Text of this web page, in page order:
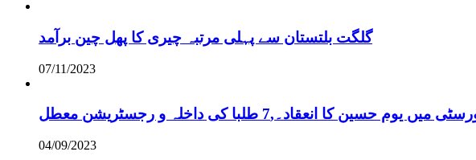
گلگت بلتستان سے پہلی مرتبہ چیری کا پھل چین برآمد
07/11/2023
یوم حسین کا انعقاد۔,7 طلبا کی داخلہ و رجسٹریشن معطل
04/09/2023